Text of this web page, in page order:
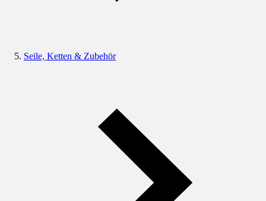
Seile, Ketten & Zubehör